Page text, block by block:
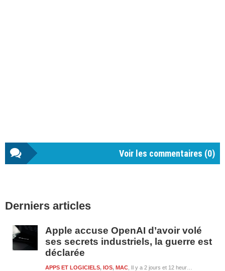
Voir les commentaires (0)
latérale
Derniers articles
Apple accuse OpenAI d’avoir volé
ses secrets industriels, la guerre est
déclarée
Il y a 2 jours et 12 heures
APPS ET LOGICIELS, IOS, MAC